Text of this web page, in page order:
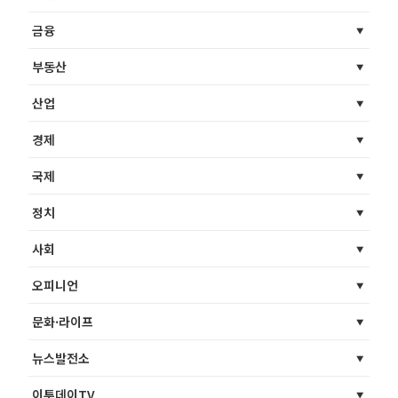
금융
부동산
산업
경제
국제
정치
사회
오피니언
문화·라이프
뉴스발전소
이투데이TV